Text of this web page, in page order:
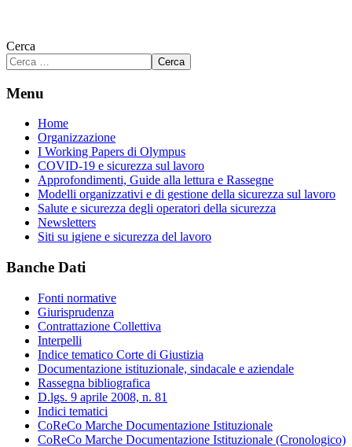
Cerca
Cerca
Menu
Home
Organizzazione
I Working Papers di Olympus
COVID-19 e sicurezza sul lavoro
Approfondimenti, Guide alla lettura e Rassegne
Modelli organizzativi e di gestione della sicurezza sul lavoro
Salute e sicurezza degli operatori della sicurezza
Newsletters
Siti su igiene e sicurezza del lavoro
Banche Dati
Fonti normative
Giurisprudenza
Contrattazione Collettiva
Interpelli
Indice tematico Corte di Giustizia
Documentazione istituzionale, sindacale e aziendale
Rassegna bibliografica
D.lgs. 9 aprile 2008, n. 81
Indici tematici
CoReCo Marche Documentazione Istituzionale
CoReCo Marche Documentazione Istituzionale (Cronologico)